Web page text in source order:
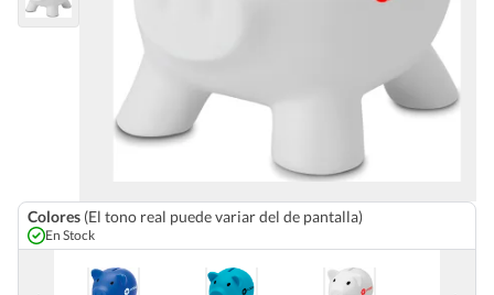
Colores (El tono real puede variar del de pantalla)
En Stock